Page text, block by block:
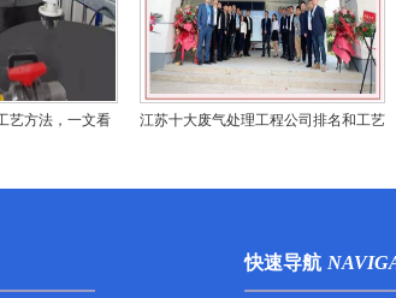
艺方法，一文看
江苏十大废气处理工程公司排名和工艺
快速导航